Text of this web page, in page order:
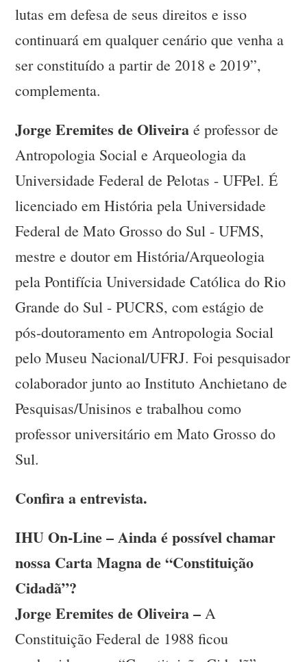
lutas em defesa de seus direitos e isso
continuará em qualquer cenário que venha a
ser constituído a partir de 2018 e 2019”,
complementa.
Jorge Eremites de Oliveira é professor de
Antropologia Social e Arqueologia da
Universidade Federal de Pelotas - UFPel. É
licenciado em História pela Universidade
Federal de Mato Grosso do Sul - UFMS,
mestre e doutor em História/Arqueologia
pela Pontifícia Universidade Católica do Rio
Grande do Sul - PUCRS, com estágio de
pós-doutoramento em Antropologia Social
pelo Museu Nacional/UFRJ. Foi pesquisador
colaborador junto ao Instituto Anchietano de
Pesquisas/Unisinos e trabalhou como
professor universitário em Mato Grosso do
Sul.
Confira a entrevista.
IHU On-Line – Ainda é possível chamar
nossa Carta Magna de “Constituição
Cidadã”?
Jorge Eremites de Oliveira – A
Constituição Federal de 1988 ficou